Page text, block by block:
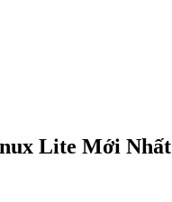
Lite Mới Nhất